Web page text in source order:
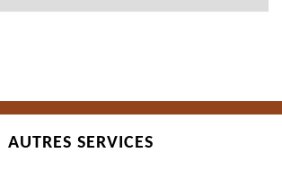
AUTRES SERVICES